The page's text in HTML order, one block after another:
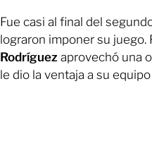
Fue casi al final del
lograron imponer su juego.
Rodríguez aprovechó una
le dio la ventaja a su